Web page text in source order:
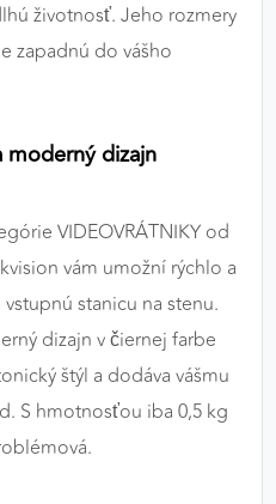
životnosť. Jeho rozmery
zapadnú do vášho
moderný dizajn
VIDEOVRÁTNIKY od
vám umožní rýchlo a
stanicu na stenu.
dizajn v čiernej farbe
štýl a dodáva vášmu
S hmotnosťou iba 0,5 kg